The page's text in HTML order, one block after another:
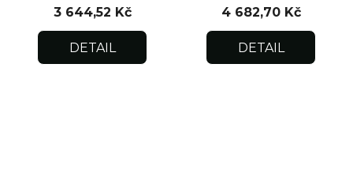
3 644,52 Kč
DETAIL
4 682,70 Kč
DETAIL